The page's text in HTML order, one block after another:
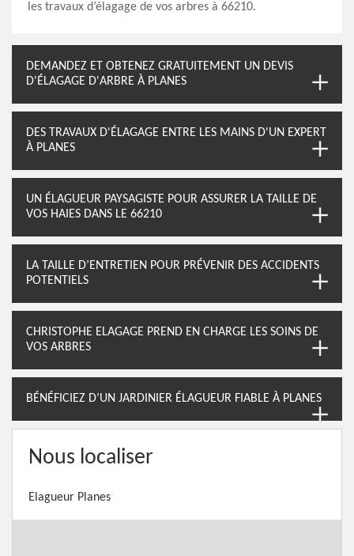
les travaux d’élagage de vos arbres à 66210.
DEMANDEZ ET OBTENEZ GRATUITEMENT UN DEVIS
D'ÉLAGAGE D'ARBRE À PLANES
DES TRAVAUX D'ÉLAGAGE ENTRE LES MAINS D'UN EXPERT
À PLANES
UN ÉLAGUEUR PAYSAGISTE POUR ASSURER LA TAILLE DE
VOS HAIES DANS LE 66210
LA TAILLE D’ENTRETIEN POUR PRÉVENIR DES ACCIDENTS
POTENTIELS
CHRISTOPHE ELAGAGE PREND EN CHARGE LES SOINS DE
VOS ARBRES
BÉNÉFICIEZ D’UN JARDINIER ÉLAGUEUR FIABLE À PLANES
Nous localiser
Elagueur Planes